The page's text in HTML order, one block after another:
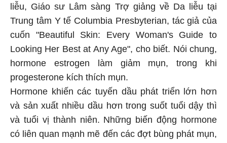
liễu, Giáo sư Lâm sàng Trợ giảng về Da liễu tại
Trung tâm Y tế Columbia Presbyterian, tác giả của
cuốn "Beautiful Skin: Every Woman's Guide to
Looking Her Best at Any Age", cho biết. Nói chung,
hormone estrogen làm giảm mụn, trong khi
progesterone kích thích mụn.
Hormone khiến các tuyến dầu phát triển lớn hơn
và sản xuất nhiều dầu hơn trong suốt tuổi dậy thì
và tuổi vị thành niên. Những biến động hormone
có liên quan mạnh mẽ đến các đợt bùng phát mụn,